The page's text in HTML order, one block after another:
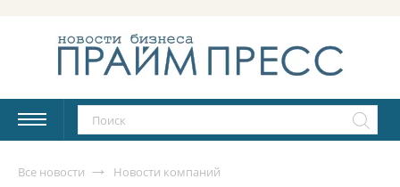
Все новости Новости компаний